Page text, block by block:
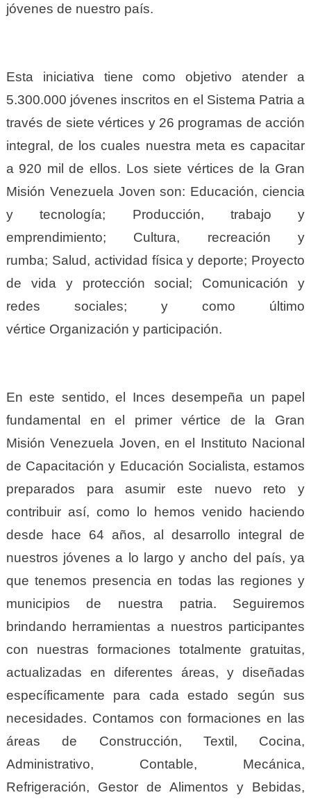
jóvenes de nuestro país.
Esta iniciativa tiene como objetivo atender a
5.300.000 jóvenes inscritos en el Sistema Patria a
través de siete vértices y 26 programas de acción
integral, de los cuales nuestra meta es capacitar
a 920 mil de ellos. Los siete vértices de la Gran
Misión Venezuela Joven son: Educación, ciencia
y tecnología; Producción, trabajo y
emprendimiento; Cultura, recreación y
rumba; Salud, actividad física y deporte; Proyecto
de vida y protección social; Comunicación y
redes sociales; y como último
vértice Organización y participación.
En este sentido, el Inces desempeña un papel
fundamental en el primer vértice de la Gran
Misión Venezuela Joven, en el Instituto Nacional
de Capacitación y Educación Socialista, estamos
preparados para asumir este nuevo reto y
contribuir así, como lo hemos venido haciendo
desde hace 64 años, al desarrollo integral de
nuestros jóvenes a lo largo y ancho del país, ya
que tenemos presencia en todas las regiones y
municipios de nuestra patria. Seguiremos
brindando herramientas a nuestros participantes
con nuestras formaciones totalmente gratuitas,
actualizadas en diferentes áreas, y diseñadas
específicamente para cada estado según sus
necesidades. Contamos con formaciones en las
áreas de Construcción, Textil, Cocina,
Administrativo, Contable, Mecánica,
Refrigeración, Gestor de Alimentos y Bebidas,